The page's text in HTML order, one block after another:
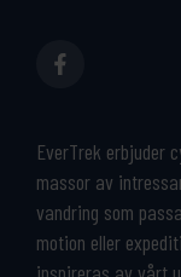
EverTrek erbjuder
massor av
vandring som
motion eller